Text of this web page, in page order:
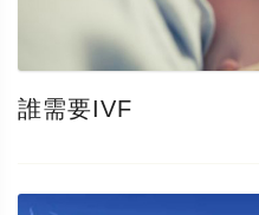
誰需要IVF